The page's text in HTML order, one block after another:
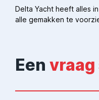
Delta Yacht heeft alles
alle gemakken te
Een